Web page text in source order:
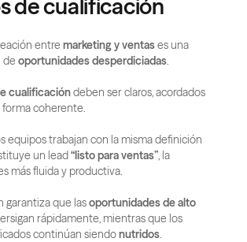
de cualificación
entre marketing y ventas es una
de oportunidades desperdiciadas.
cualificación deben ser claros, acordados
forma coherente.
equipos trabajan con la misma definición
un lead “listo para ventas”, la
más fluida y productiva.
garantiza que las oportunidades de alto
rápidamente, mientras que los
continúan siendo nutridos.